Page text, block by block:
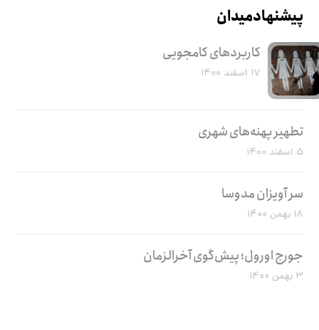
پیشنهاد میدان
کاربرد‌های کامجویی
۱۷ اسفند ۱۴۰۰
تطهیر پهنه‌های شهری
۵ اسفند ۱۴۰۰
سر آویزان مدوسا
۱۸ بهمن ۱۴۰۰
جورج اورول؛ پیش‌گوی آخرالزمان
۳ بهمن ۱۴۰۰